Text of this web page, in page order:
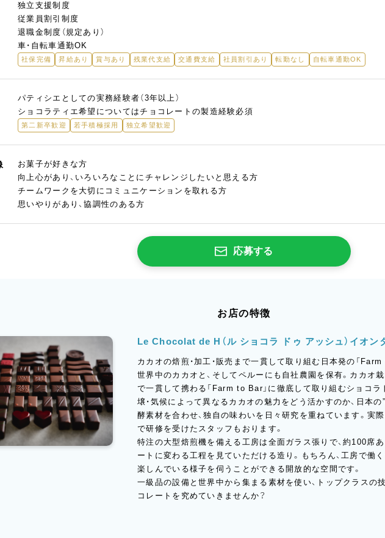
独立支援制度
従業員割引制度
退職金制度（規定あり）
車・自転車通勤OK
社保完備 昇給あり 賞与あり 残業代支給 交通費支給 社員割引あり 転勤なし 自転車通勤OK
パティシエとしての実務経験者（3年以上）
ショコラティエ希望についてはチョコレートの製造経験必須
第二新卒歓迎 若手積極採用 独立希望歓迎
お菓子が好きな方
向上心があり、いろいろなことにチャレンジしたいと思える方
チームワークを大切にコミュニケーションを取れる方
思いやりがあり、協調性のある方
応募する
お店の特徴
Le Chocolat de H（ル ショコラ ドゥ アッシュ）イオン
カカオの焙煎・加工・販売まで一貫して取り組む日本発の「Farm
世界中のカカオと、そしてペルーにも自社農園を保有。カカオ
で一貫して携わる「Farm to Bar」に徹底して取り組むショコラ
壌・気候によって異なるカカオの魅力をどう活かすのか、日本
酵素材を合わせ、独自の味わいを日々研究を重ねています。実
で研修を受けたスタッフもおります。
特注の大型焙煎機を備える工房は全面ガラス張りで、約100席
ートに変わる工程を見ていただける造り。もちろん、工房で働
楽しんでいる様子を伺うことができる開放的な空間です。
一級品の設備と世界中から集まる素材を使い、トップクラスの
コレートを究めていきませんか？